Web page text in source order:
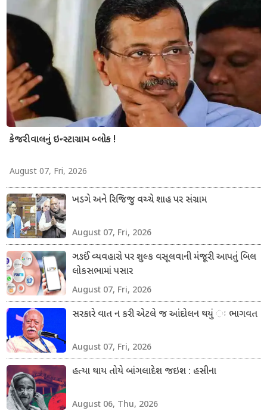
કેજરીવાલનું ઇન્સ્ટાગ્રામ બ્લોક !
August 07, Fri, 2026
ખડગે અને રિજિજુ વચ્ચે શાહ પર સંગ્રામ
August 07, Fri, 2026
ઞઙઈં વ્યવહારો પર શુલ્ક વસૂલવાની મંજૂરી આપતું બિલ
લોકસભામાં પસાર
August 07, Fri, 2026
સરકારે વાત ન કરી એટલે જ આંદોલન થયું ઃ ભાગવત
August 07, Fri, 2026
હત્યા થાય તોયે બાંગલાદેશ જઇશ : હસીના
August 06, Thu, 2026